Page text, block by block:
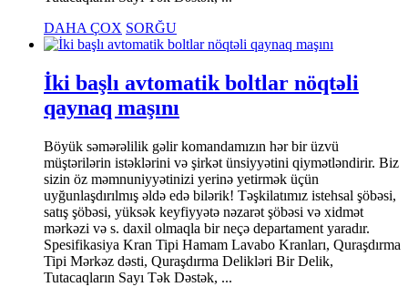
DAHA ÇOX SORĞU
İki başlı avtomatik boltlar nöqtəli
qaynaq maşını
Böyük səmərəlilik gəlir komandamızın hər bir üzvü
müştərilərin istəklərini və şirkət ünsiyyətini qiymətləndirir. Biz
sizin öz məmnuniyyətinizi yerinə yetirmək üçün
uyğunlaşdırılmış əldə edə bilərik! Təşkilatımız istehsal şöbəsi,
satış şöbəsi, yüksək keyfiyyətə nəzarət şöbəsi və xidmət
mərkəzi və s. daxil olmaqla bir neçə departament yaradır.
Spesifikasiya Kran Tipi Hamam Lavabo Kranları, Quraşdırma
Tipi Mərkəz dəsti, Quraşdırma Delikləri Bir Delik,
Tutacaqların Sayı Tək Dəstək, ...